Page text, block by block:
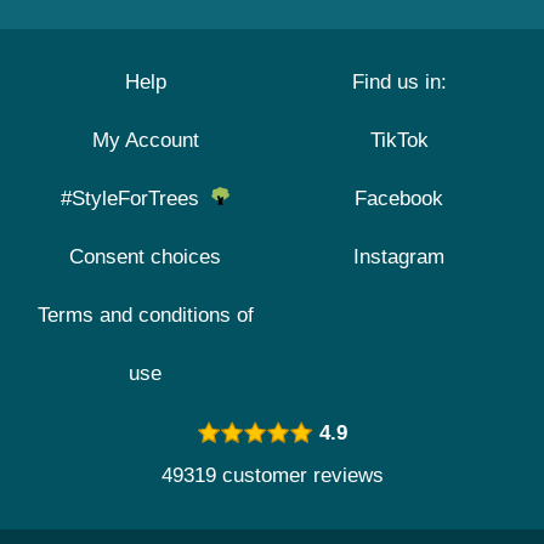
Help
My Account
#StyleForTrees
Consent choices
Terms and conditions of
use
Find us in:
TikTok
Facebook
Instagram
4.9
49319 customer reviews